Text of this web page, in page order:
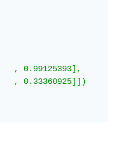
0.99125393],